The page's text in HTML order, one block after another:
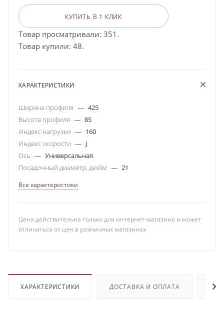
КУПИТЬ В 1 КЛИК
Товар просматривали: 351.
Товар купили: 48.
ХАРАКТЕРИСТИКИ
Ширина профиля — 425
Высота профиля — 85
Индекс нагрузки — 160
Индекс скорости — J
Ось — Универсальная
Посадочный диаметр, дюйм — 21
Все характеристики
Цена действительна только для интернет-магазина и может
отличаться от цен в розничных магазинах
ХАРАКТЕРИСТИКИ ДОСТАВКА И ОПЛАТА